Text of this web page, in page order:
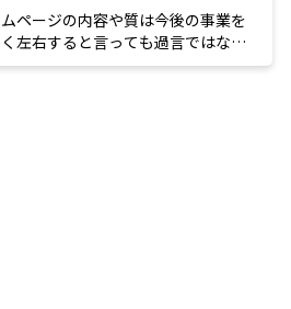
ページの内容や質は今後の事業を
左右すると言っても過言ではない
制作する際は慎重に依頼...